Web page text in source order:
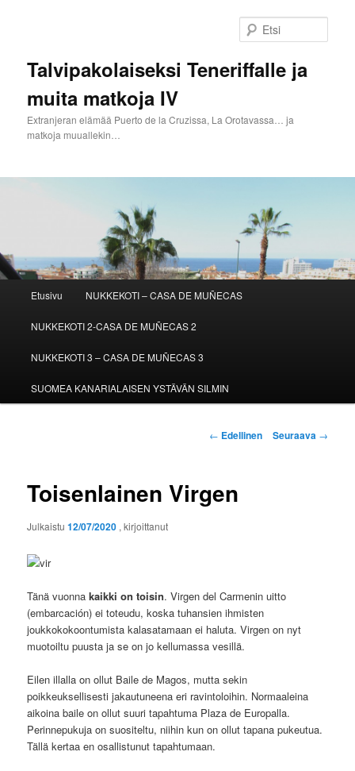
Talvipakolaiseksi Teneriffalle ja
muita matkoja IV
Extranjeran elämää Puerto de la Cruzissa, La Orotavassa… ja
matkoja muuallekin…
Etusivu NUKKEKOTI – CASA DE MUÑECAS
NUKKEKOTI 2-CASA DE MUÑECAS 2
NUKKEKOTI 3 – CASA DE MUÑECAS 3
SUOMEA KANARIALAISEN YSTÄVÄN SILMIN
Artikkelien
← Edellinen Seuraava →
Toisenlainen Virgen
Julkaistu12/07/2020 , kirjoittanut
Tänä vuonnakaikki on toisin. Virgen del Carmenin uitto
(embarcación) ei toteudu, koska tuhansien ihmisten
joukkokokoontumista kalasatamaan ei haluta. Virgen on nyt
muotoiltu puusta ja se on jo kellumassa vesillä.
Eilen illalla on ollut Baile de Magos, mutta sekin
poikkeuksellisesti jakautuneena eri ravintoloihin. Normaaleina
aikoina baile on ollut suuri tapahtuma Plaza de Europalla.
Perinnepukuja on suositeltu, niihin kun on ollut tapana pukeutua.
Tällä kertaa en osallistunut tapahtumaan.